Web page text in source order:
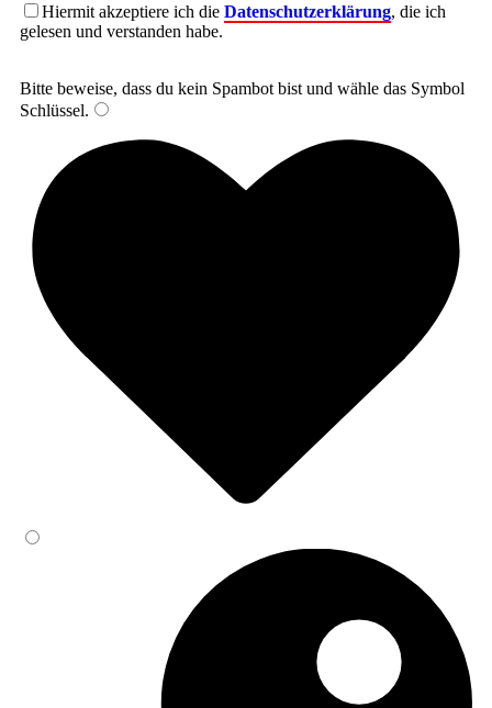
Hiermit akzeptiere ich die Datenschutzerklärung, die ich
gelesen und verstanden habe.
Bitte beweise, dass du kein Spambot bist und wähle das Symbol
Schlüssel.